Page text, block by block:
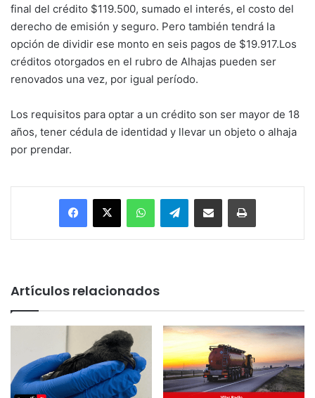
final del crédito $119.500, sumado el interés, el costo del
derecho de emisión y seguro. Pero también tendrá la
opción de dividir ese monto en seis pagos de $19.917.Los
créditos otorgados en el rubro de Alhajas pueden ser
renovados una vez, por igual período.
Los requisitos para optar a un crédito son ser mayor de 18
años, tener cédula de identidad y llevar un objeto o alhaja
por prendar.
Facebook
X WhatsAppTelegramEnviar vía email Imprimir
Artículos relacionados